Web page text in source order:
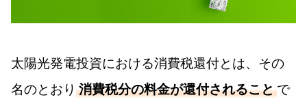
太陽光発電投資における消費税還付とは、その
名のとおり 消費税分の料金が還付されることで